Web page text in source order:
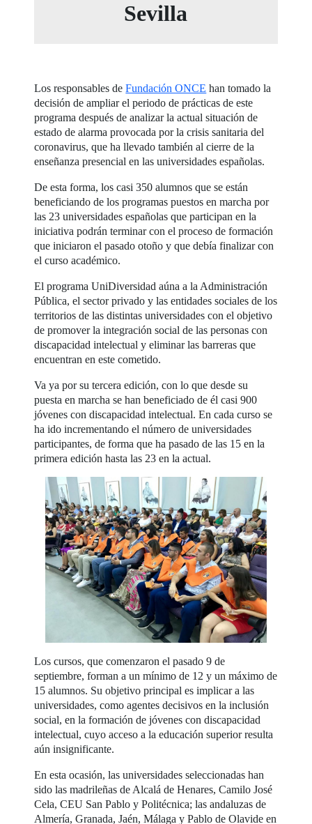
Sevilla
Los responsables deFundación ONCE han tomado la
decisión de ampliar el periodo de prácticas de este
programa después de analizar la actual situación de
estado de alarma provocada por la crisis sanitaria del
coronavirus, que ha llevado también al cierre de la
enseñanza presencial en las universidades españolas.
De esta forma, los casi 350 alumnos que se están
beneficiando de los programas puestos en marcha por
las 23 universidades españolas que participan en la
iniciativa podrán terminar con el proceso de formación
que iniciaron el pasado otoño y que debía finalizar con
el curso académico.
El programa UniDiversidad aúna a la Administración
Pública, el sector privado y las entidades sociales de los
territorios de las distintas universidades con el objetivo
de promover la integración social de las personas con
discapacidad intelectual y eliminar las barreras que
encuentran en este cometido.
Va ya por su tercera edición, con lo que desde su
puesta en marcha se han beneficiado de él casi 900
jóvenes con discapacidad intelectual. En cada curso se
ha ido incrementando el número de universidades
participantes, de forma que ha pasado de las 15 en la
primera edición hasta las 23 en la actual.
Los cursos, que comenzaron el pasado 9 de
septiembre, forman a un mínimo de 12 y un máximo de
15 alumnos. Su objetivo principal es implicar a las
universidades, como agentes decisivos en la inclusión
social, en la formación de jóvenes con discapacidad
intelectual, cuyo acceso a la educación superior resulta
aún insignificante.
En esta ocasión, las universidades seleccionadas han
sido las madrileñas de Alcalá de Henares, Camilo José
Cela, CEU San Pablo y Politécnica; las andaluzas de
Almería, Granada, Jaén, Málaga y Pablo de Olavide en